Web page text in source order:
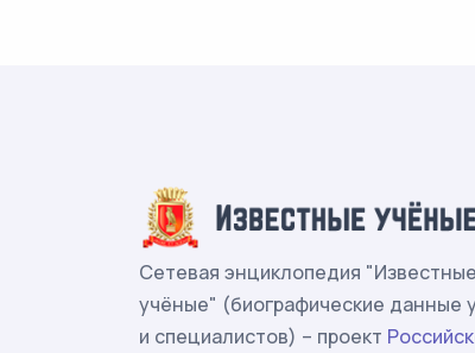
Сетевая энциклопедия "Известные
учёные" (биографические данные
и специалистов) – проект